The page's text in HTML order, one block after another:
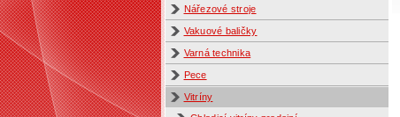
Nářezové stroje
Vakuové baličky
Varná technika
Pece
Vitríny